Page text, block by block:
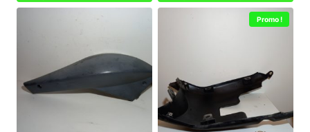
Promo !